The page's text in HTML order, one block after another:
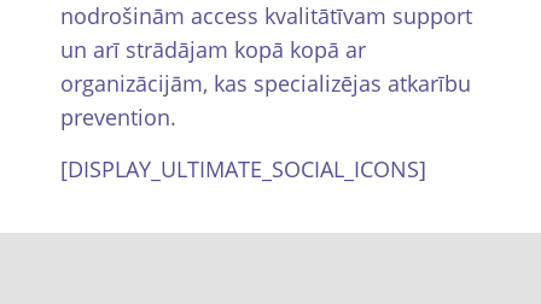
nodrošinām access kvalitātīvam support
un arī strādājam kopā kopā ar
organizācijām, kas specializējas atkarību
prevention.
[DISPLAY_ULTIMATE_SOCIAL_ICONS]